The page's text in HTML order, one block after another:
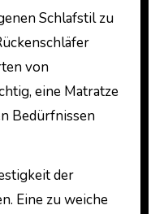
Schlafstil zu
von
eine Matratze
Bedürfnissen
der
Eine zu weiche